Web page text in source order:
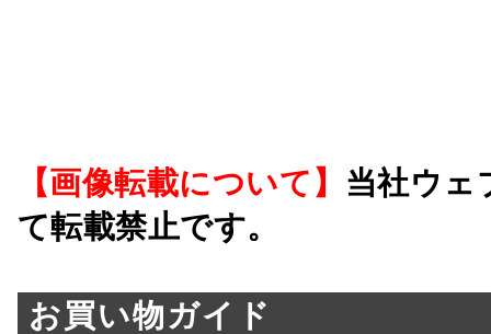
【画像転載について】 当社ウェ
て転載禁止です。
お買い物ガイド